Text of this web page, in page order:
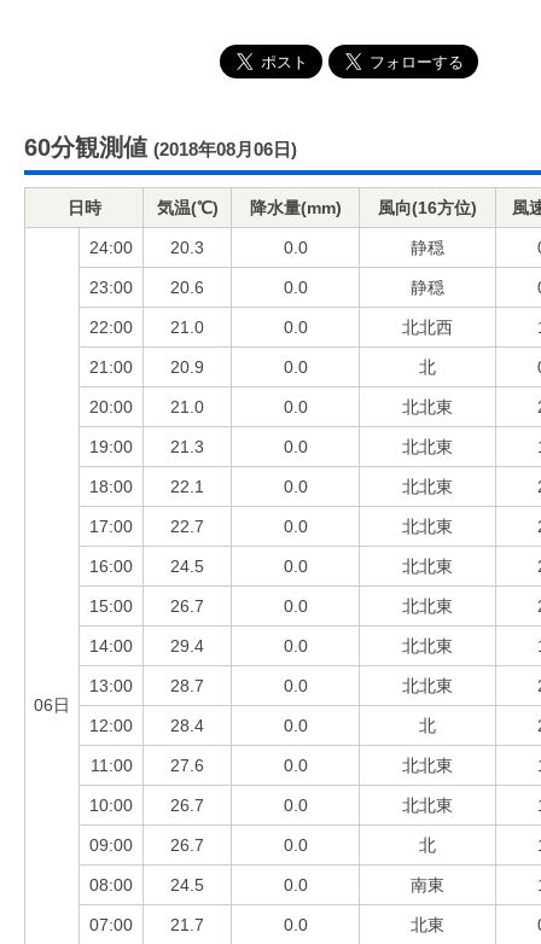
60分観測値 (2018年08月06日)
日時 気温(℃) 降水量(mm) 風向(16方位) 風
06日
24:00 20.3 0.0 静穏
23:00 20.6 0.0 静穏
22:00 21.0 0.0 北北西
21:00 20.9 0.0 北
20:00 21.0 0.0 北北東
19:00 21.3 0.0 北北東
18:00 22.1 0.0 北北東
17:00 22.7 0.0 北北東
16:00 24.5 0.0 北北東
15:00 26.7 0.0 北北東
14:00 29.4 0.0 北北東
13:00 28.7 0.0 北北東
12:00 28.4 0.0 北
11:00 27.6 0.0 北北東
10:00 26.7 0.0 北北東
09:00 26.7 0.0 北
08:00 24.5 0.0 南東
07:00 21.7 0.0 北東